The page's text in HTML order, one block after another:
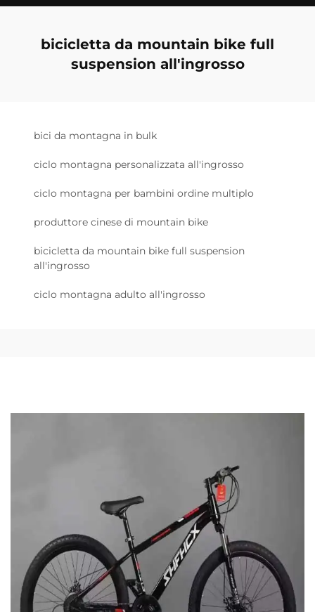
bicicletta da mountain bike full
suspension all'ingrosso
bici da montagna in bulk
ciclo montagna personalizzata all'ingrosso
ciclo montagna per bambini ordine multiplo
produttore cinese di mountain bike
bicicletta da mountain bike full suspension
all'ingrosso
ciclo montagna adulto all'ingrosso